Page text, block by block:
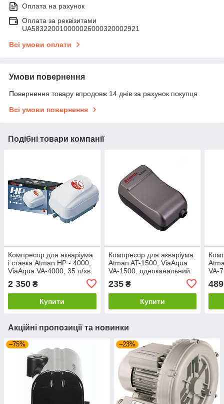
Оплата на рахунок
Оплата за реквізитами
UA583220010000026000320002921
Всі умови оплати
Умови повернення
Повернення товару впродовж 14 днів за рахунок покупця
Всі умови повернення
Подібні товари компанії
Компресор для акваріума
і ставка Atman HP - 4000,
ViaAqua VA-4000, 35 л/хв.
2 350 ₴
Купити
Компресор для акваріума
Atman AT-1500, ViaAqua
VA-1500, одноканальний.
235₴
Купити
VA-
489
Акційні пропозиції та новинки
–75% –23%